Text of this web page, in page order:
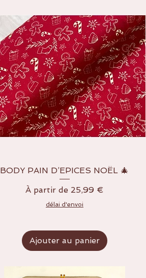
Aperçu rapide
BODY PAIN D’EPICES NOËL 🎄
À partir de 25,99 €
Prix promotionnel
délai d'envoi
Ajouter au panier